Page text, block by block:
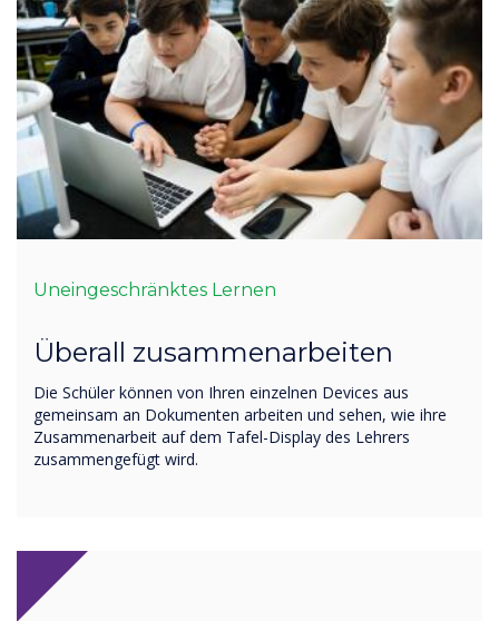
Uneingeschränktes Lernen
Überall zusammenarbeiten
Die Schüler können von Ihren einzelnen Devices aus
gemeinsam an Dokumenten arbeiten und sehen, wie ihre
Zusammenarbeit auf dem Tafel-Display des Lehrers
zusammengefügt wird.